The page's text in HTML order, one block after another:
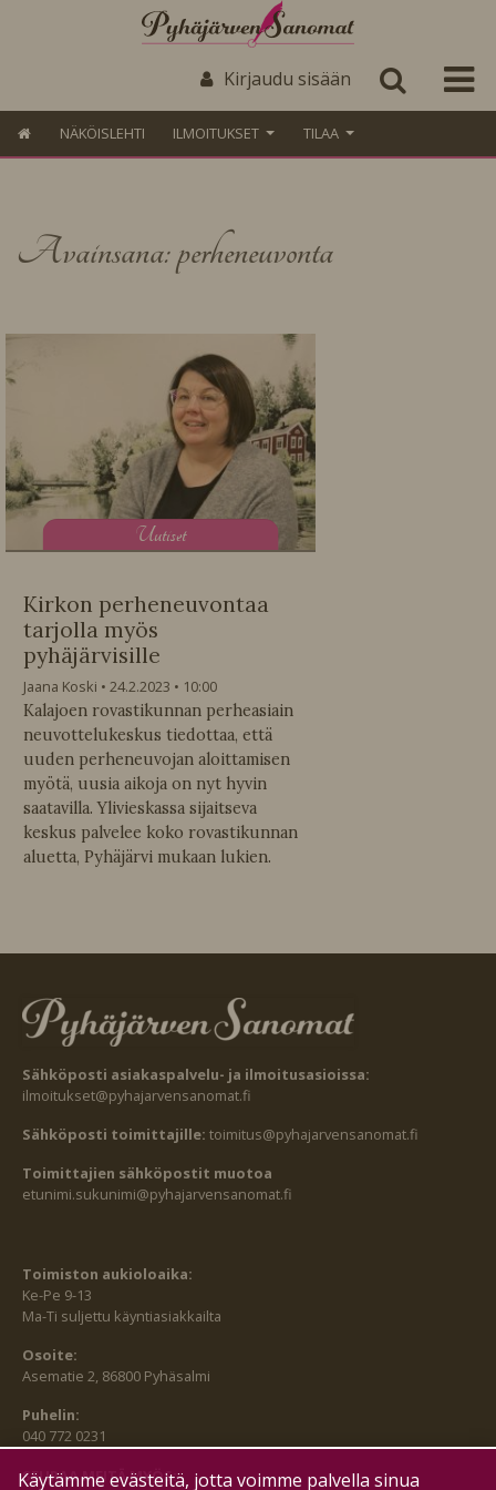
Kirjaudu sisään
NÄKÖISLEHTI ILMOITUKSET TILAA
Avainsana: perheneuvonta
Uutiset
Kirkon perheneuvontaa
tarjolla myös
pyhäjärvisille
Jaana Koski 24.2.2023
10:00
Kalajoen rovastikunnan perheasiain
neuvottelukeskus tiedottaa, että
uuden perheneuvojan aloittamisen
myötä, uusia aikoja on nyt hyvin
saatavilla. Ylivieskassa sijaitseva
keskus palvelee koko rovastikunnan
aluetta, Pyhäjärvi mukaan lukien.
Sähköposti asiakaspalvelu- ja ilmoitusasioissa:
ilmoitukset@pyhajarvensanomat.fi
Sähköposti toimittajille: toimitus@pyhajarvensanomat.fi
Toimittajien sähköpostit muotoa
etunimi.sukunimi@pyhajarvensanomat.fi
Toimiston aukioloaika:
Ke-Pe 9-13
Ma-Ti suljettu käyntiasiakkailta
Osoite:
Asematie 2, 86800 Pyhäsalmi
Puhelin:
040 772 0231
SEURAA MEITÄ MYÖS:
Käytämme evästeitä, jotta voimme palvella sinua